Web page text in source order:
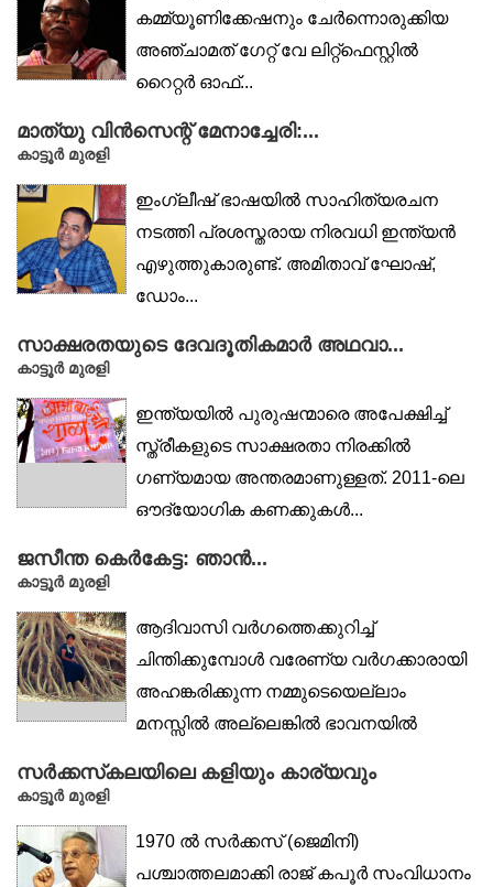
കമ്മ്യൂണിക്കേഷനും ചേർന്നൊരുക്കിയ
അഞ്ചാമത് ഗേറ്റ് വേ ലിറ്റ്‌ഫെസ്റ്റിൽ
റൈറ്റർ ഓഫ്...
മാത്യു വിൻസെന്റ് മേനാച്ചേരി:...
കാട്ടൂര്‍ മുരളി
ഇംഗ്ലീഷ് ഭാഷയിൽ സാഹിത്യരചന
നടത്തി പ്രശസ്തരായ നിരവധി ഇന്ത്യൻ
എഴുത്തുകാരുണ്ട്. അമിതാവ് ഘോഷ്,
ഡോം...
സാക്ഷരതയുടെ ദേവദൂതികമാർ അഥവാ...
കാട്ടൂര്‍ മുരളി
ഇന്ത്യയിൽ പുരുഷന്മാരെ അപേക്ഷിച്ച്
സ്ത്രീകളുടെ സാക്ഷരതാ നിരക്കിൽ
ഗണ്യമായ അന്തരമാണുള്ളത്. 2011-ലെ
ഔദ്യോഗിക കണക്കുകൾ...
ജസീന്ത കെർകേട്ട: ഞാൻ...
കാട്ടൂര്‍ മുരളി
ആദിവാസി വർഗത്തെക്കുറിച്ച്
ചിന്തിക്കുമ്പോൾ വരേണ്യ വർഗക്കാരായി
അഹങ്കരിക്കുന്ന നമ്മുടെയെല്ലാം
മനസ്സിൽ അല്ലെങ്കിൽ ഭാവനയിൽ
സർക്കസ്‌കലയിലെ കളിയും കാര്യവും
കാട്ടൂര്‍ മുരളി
1970 ൽ സർക്കസ് (ജെമിനി)
പശ്ചാത്തലമാക്കി രാജ് കപൂർ സംവിധാനം